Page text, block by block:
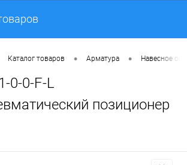
Каталог товаров • Арматура • Навесное
0-0-F-L
позиционер